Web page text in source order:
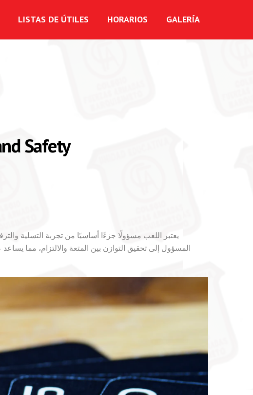
LISTAS DE ÚTILES HORARIOS GALERÍA
Safety
يعتبر اللعب مسؤولًا جزءًا أساسيًا من تجربة التسلية
المسؤول إلى تحقيق التوازن بين المتعة والالتزام، مما